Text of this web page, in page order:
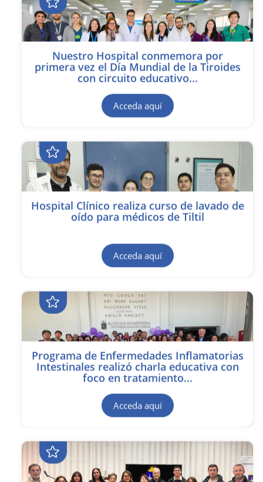
Nuestro Hospital conmemora por
primera vez el Día Mundial de la Tiroides
con circuito educativo...
Acceda aquí
Hospital Clínico realiza curso de lavado de
oído para médicos de Tiltil
Acceda aquí
Programa de Enfermedades Inflamatorias
Intestinales realizó charla educativa con
foco en tratamiento...
Acceda aquí